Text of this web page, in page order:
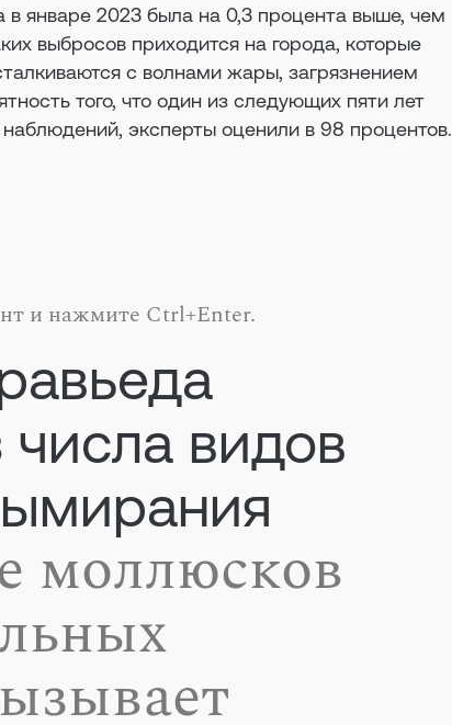
в январе 2023 была на 0,3 процента выше, чем
выбросов приходится на города, которые
с волнами жары, загрязнением
того, что один из следующих пяти лет
эксперты оценили в 98 процентов.
и нажмите Ctrl+Enter.
видов
моллюсков